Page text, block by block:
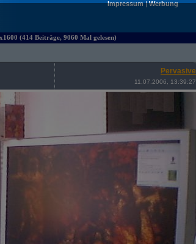
Impressum|Werbung
(414 Beiträge, 9060 Mal gelesen)
Pervasive
11.07.2006, 13:39:27